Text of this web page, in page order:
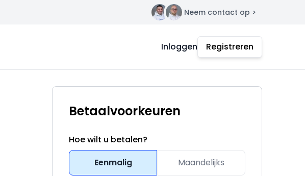
Contact Neem contact op >
Inloggen Registreren
Betaalvoorkeuren
Hoe wilt u betalen?
Eenmalig
Maandelijks